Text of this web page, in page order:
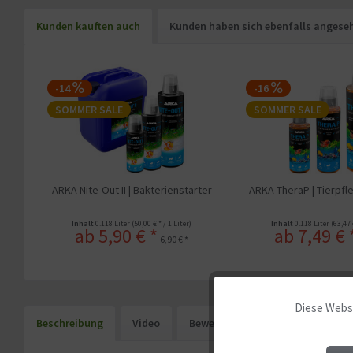
Kunden kauften auch Kunden haben sich ebenfalls
-14
SOMMER SALE
ARKA Nite-Out II | Bakterienstarter
Inhalt0.118 Liter (50,00 € * / 1 Liter)
ab 5,90 € * 6,90 € *
-16
SOMMER SALE
ARKA TheraP |
Inhalt 0.118 Liter
ab 7,49 €
Beschreibung Video Bewertungen
Funktionale
Diese